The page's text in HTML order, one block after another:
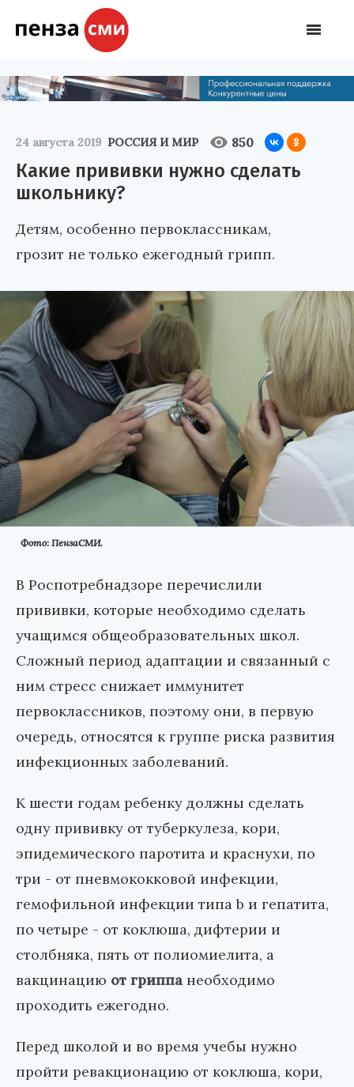
24 августа 2019 РОССИЯ И МИР 850
Какие прививки нужно сделать
школьнику?
Детям, особенно первоклассникам,
грозит не только ежегодный грипп.
Фото: ПензаСМИ.
В Роспотребнадзоре перечислили
прививки, которые необходимо сделать
учащимся общеобразовательных школ.
Сложный период адаптации и связанный с
ним стресс снижает иммунитет
первоклассников, поэтому они, в первую
очередь, относятся к группе риска развития
инфекционных заболеваний.
К шести годам ребенку должны сделать
одну прививку от туберкулеза, кори,
эпидемического паротита и краснухи, по
три - от пневмококковой инфекции,
гемофильной инфекции типа b и гепатита,
по четыре - от коклюша, дифтерии и
столбняка, пять от полиомиелита, а
вакцинацию от гриппа необходимо
проходить ежегодно.
Перед школой и во время учебы нужно
пройти ревакционацию от коклюша, кори,